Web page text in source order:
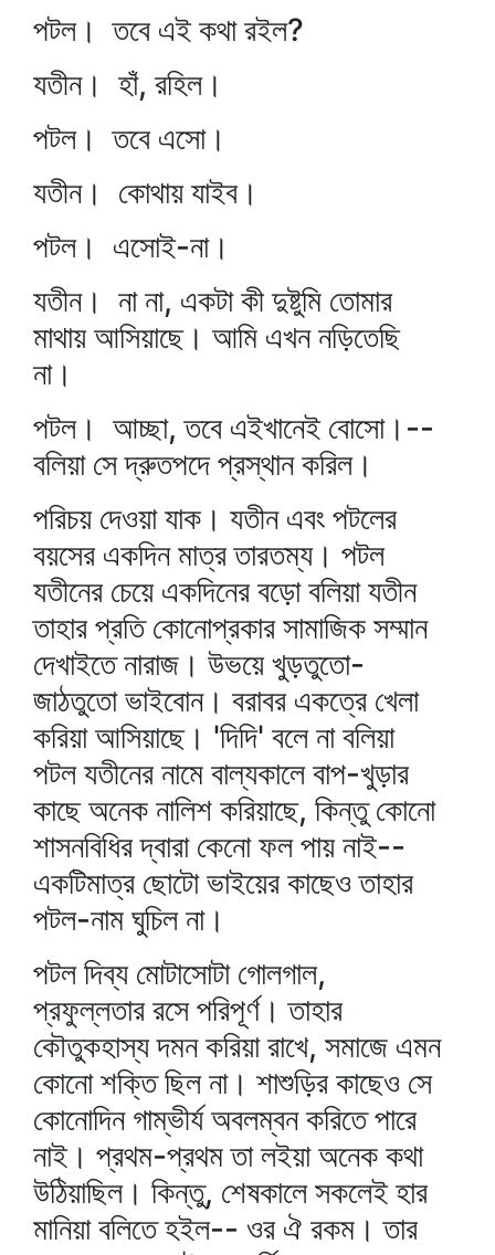
পটল। তবে এই কথা রইল?
যতীন। হাঁ, রহিল।
পটল। তবে এসো।
যতীন। কোথায় যাইব।
পটল। এসোই-না।
যতীন। না না, একটা কী দুষ্টুমি তোমার
মাথায় আসিয়াছে। আমি এখন নড়িতেছি
না।
পটল। আচ্ছা, তবে এইখানেই বোসো।--
বলিয়া সে দ্রুতপদে প্রস্থান করিল।
পরিচয় দেওয়া যাক। যতীন এবং পটলের
বয়সের একদিন মাত্র তারতম্য। পটল
যতীনের চেয়ে একদিনের বড়ো বলিয়া যতীন
তাহার প্রতি কোনোপ্রকার সামাজিক সম্মান
দেখাইতে নারাজ। উভয়ে খুড়তুতো-
জাঠতুতো ভাইবোন। বরাবর একত্রে খেলা
করিয়া আসিয়াছে। 'দিদি' বলে না বলিয়া
পটল যতীনের নামে বাল্যকালে বাপ-খুড়ার
কাছে অনেক নালিশ করিয়াছে, কিন্তু কোনো
শাসনবিধির দ্বারা কেনো ফল পায় নাই--
একটিমাত্র ছোটো ভাইয়ের কাছেও তাহার
পটল-নাম ঘুচিল না।
পটল দিব্য মোটাসোটা গোলগাল,
প্রফুল্লতার রসে পরিপূর্ণ। তাহার
কৌতুকহাস্য দমন করিয়া রাখে, সমাজে এমন
কোনো শক্তি ছিল না। শাশুড়ির কাছেও সে
কোনোদিন গাম্ভীর্য অবলম্বন করিতে পারে
নাই। প্রথম-প্রথম তা লইয়া অনেক কথা
উঠিয়াছিল। কিন্তু, শেষকালে সকলেই হার
মানিয়া বলিতে হইল-- ওর ঐ রকম। তার